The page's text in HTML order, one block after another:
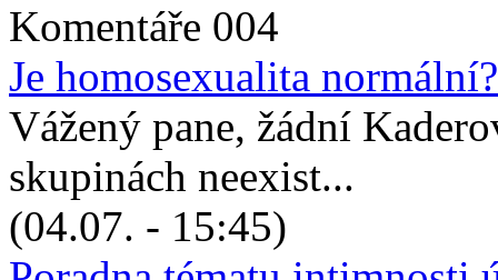
Komentáře 004
Je homosexualita normální?
Vážený pane, žádní
skupinách neexist...
(04.07. - 15:45)